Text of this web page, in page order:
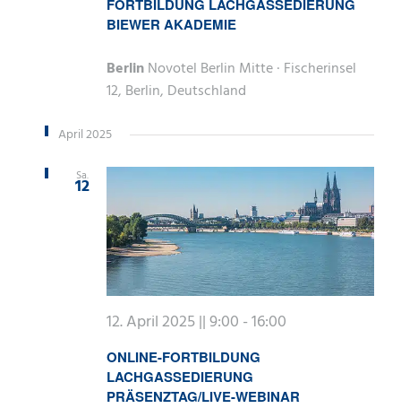
FORTBILDUNG LACHGASSEDIERUNG
BIEWER AKADEMIE
BerlinNovotel Berlin Mitte · Fischerinsel
12, Berlin, Deutschland
April 2025
Sa.
12
ONLINE-FORTBILDUNG
LACHGASSEDIERUNG
PRÄSENZTAG/LIVE-WEBINAR
12. April 2025 || 9:00 -16:00